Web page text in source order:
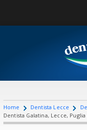
Home Dentista Lecce
Dentista Galatina, Lecce, Puglia